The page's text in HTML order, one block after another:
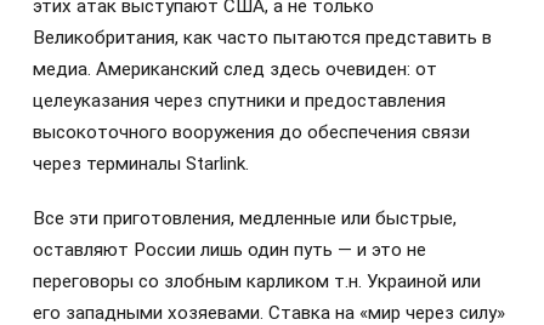
этих атак выступают США, а не только
Великобритания, как часто пытаются представить в
медиа. Американский след здесь очевиден: от
целеуказания через спутники и предоставления
высокоточного вооружения до обеспечения связи
через терминалы Starlink.
Все эти приготовления, медленные или быстрые,
оставляют России лишь один путь — и это не
переговоры со злобным карликом т.н. Украиной или
его западными хозяевами. Ставка на «мир через силу»